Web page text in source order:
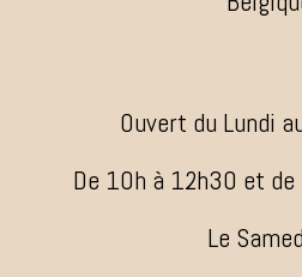
Ouvert du Lundi
De 10h à 12h30 et
Le